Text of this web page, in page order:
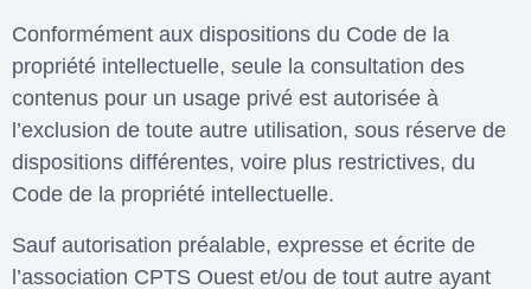
Conformément aux dispositions du Code de la
propriété intellectuelle, seule la consultation des
contenus pour un usage privé est autorisée à
l’exclusion de toute autre utilisation, sous réserve de
dispositions différentes, voire plus restrictives, du
Code de la propriété intellectuelle.
Sauf autorisation préalable, expresse et écrite de
l’association CPTS Ouest et/ou de tout autre ayant